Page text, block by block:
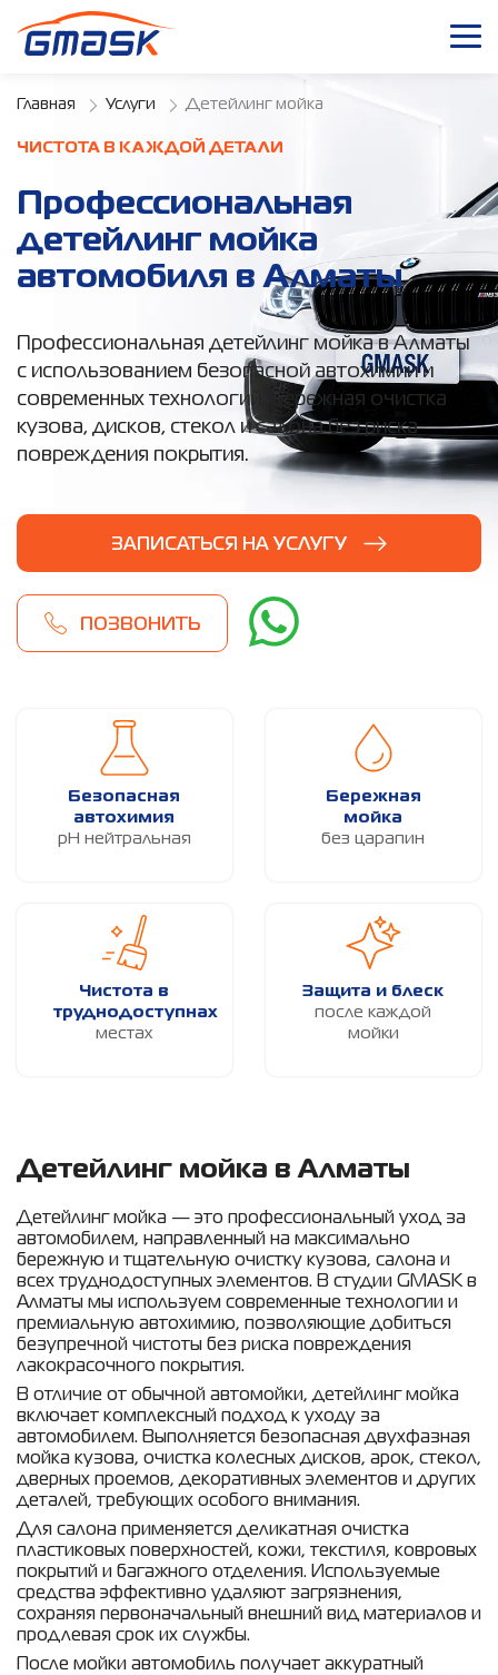
Главная Услуги Детейлинг мойка
ЧИСТОТА В КАЖДОЙ ДЕТАЛИ
Профессиональная
детейлинг мойка
автомобиля в Алматы
Профессиональная детейлинг мойка в Алматы
с использованием безопасной автохимии и
современных технологий. Бережная очистка
кузова, дисков, стекол и салона без риска
повреждения покрытия.
ЗАПИСАТЬСЯ НА УСЛУГУ
ПОЗВОНИТЬ
Безопасная
автохимия
pH нейтральная
Бережная
мойка
без царапин
Чистота в
труднодоступнах
местах
Защита и блеск
после каждой
мойки
Детейлинг мойка в Алматы
Детейлинг мойка — это профессиональный уход за
автомобилем, направленный на максимально
бережную и тщательную очистку кузова, салона и
всех труднодоступных элементов. В студии GMASK в
Алматы мы используем современные технологии и
премиальную автохимию, позволяющие добиться
безупречной чистоты без риска повреждения
лакокрасочного покрытия.
В отличие от обычной автомойки, детейлинг мойка
включает комплексный подход к уходу за
автомобилем. Выполняется безопасная двухфазная
мойка кузова, очистка колесных дисков, арок, стекол,
дверных проемов, декоративных элементов и других
деталей, требующих особого внимания.
Для салона применяется деликатная очистка
пластиковых поверхностей, кожи, текстиля, ковровых
покрытий и багажного отделения. Используемые
средства эффективно удаляют загрязнения,
сохраняя первоначальный внешний вид материалов и
продлевая срок их службы.
После мойки автомобиль получает аккуратный